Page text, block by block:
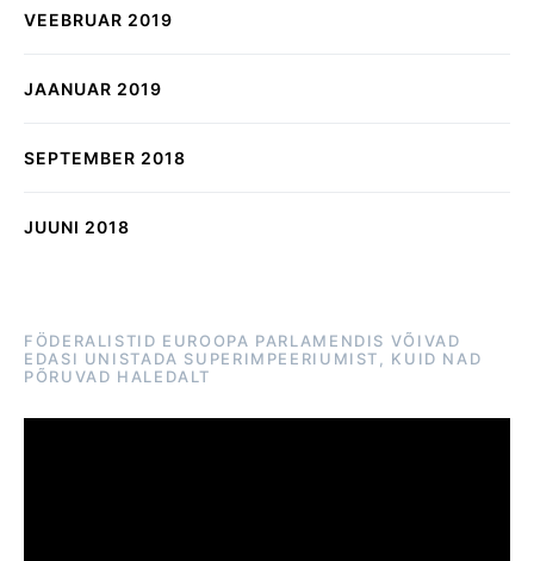
VEEBRUAR 2019
JAANUAR 2019
SEPTEMBER 2018
JUUNI 2018
FÖDERALISTID EUROOPA PARLAMENDIS VÕIVAD
EDASI UNISTADA SUPERIMPEERIUMIST, KUID NAD
PÕRUVAD HALEDALT